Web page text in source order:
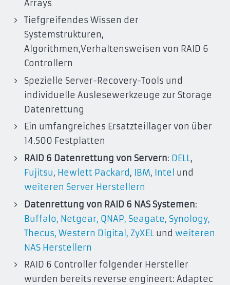
Arrays
Tiefgreifendes Wissen der
Systemstrukturen,
Algorithmen,Verhaltensweisen von RAID 6
Controllern
Spezielle Server-Recovery-Tools und
individuelle Auslesewerkzeuge zur Storage
Datenrettung
Ein umfangreiches Ersatzteillager von über
14.500 Festplatten
RAID 6 Datenrettung von Servern: DELL,
Fujitsu, Hewlett Packard, IBM, Intel und
weiteren Server Herstellern
Datenrettung von RAID 6 NAS Systemen:
Buffalo, Netgear, QNAP,Seagate,Synology,
Thecus,Western Digital , ZyXEL undweiteren
NAS Herstellern
RAID 6 Controller folgender Hersteller
wurden bereits reverse engineert: Adaptec